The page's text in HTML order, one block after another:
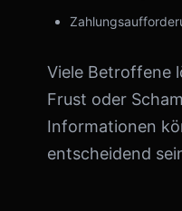
Viele Betroffene
Frust oder
Informationen
entscheidend